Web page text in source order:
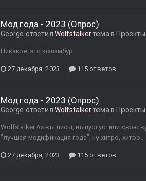
Мод года - 2023 (Опрос)
George ответил Wolfstalkerтема в Проекты
Никакое, это коламбур
27 декабря, 2023 115 ответов
Мод года - 2023 (Опрос)
George ответил Wolfstalkerтема в Проекты
Wolfstalker Ах вы лисы, выпустустили свою
"лучшая модификация года", ну хитро, хитро...
27 декабря, 2023 115 ответов